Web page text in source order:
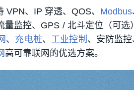
VPN、IP 穿透、QOS、 Modbus
监控、GPS / 北斗定位（可选
、 充电桩、 工业控制 、安防监
高可靠联网的优选方案。